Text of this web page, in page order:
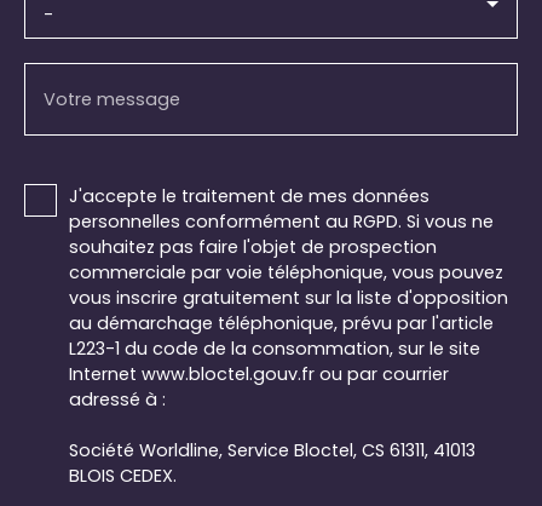
-
Votre message
J'accepte le traitement de mes données
personnelles conformément au RGPD. Si vous ne
souhaitez pas faire l'objet de prospection
commerciale par voie téléphonique, vous pouvez
vous inscrire gratuitement sur la liste d'opposition
au démarchage téléphonique, prévu par l'article
L223-1 du code de la consommation, sur le site
Internet www.bloctel.gouv.fr ou par courrier
adressé à :
Société Worldline, Service Bloctel, CS 61311, 41013
BLOIS CEDEX.